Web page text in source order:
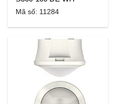
Mã số: 11284